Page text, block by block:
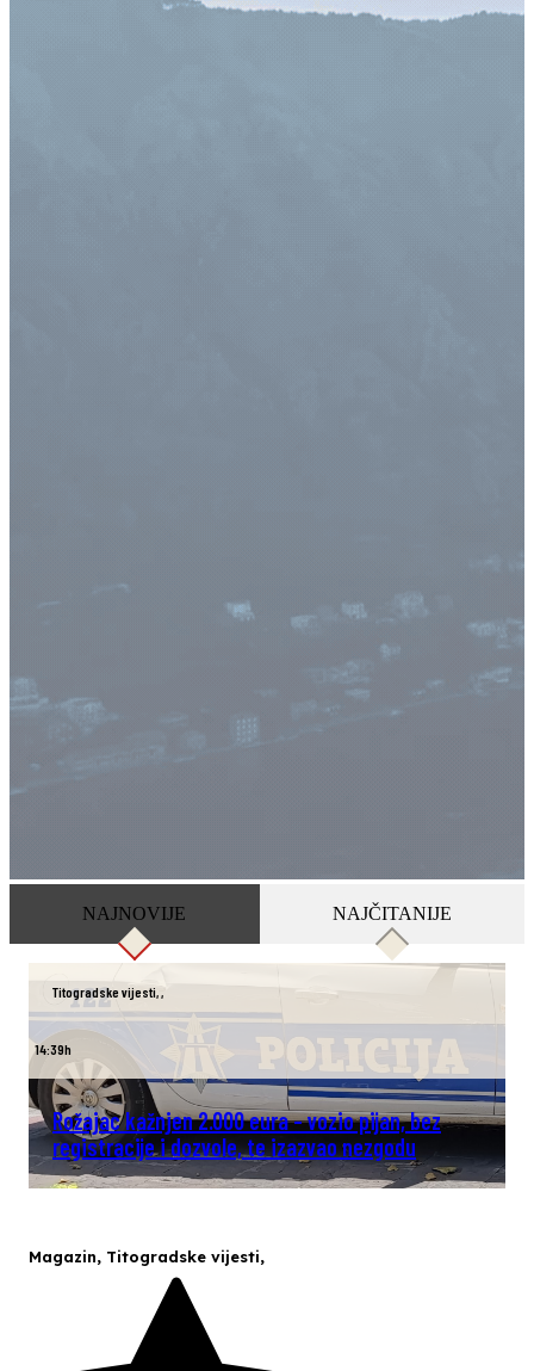
NAJNOVIJE NAJČITANIJE
Titogradske vijesti ,,
14:39h
Rožajac kažnjen 2.000 eura – vozio pijan, bez
registracije i dozvole, te izazvao nezgodu
Magazin, Titogradske vijesti,